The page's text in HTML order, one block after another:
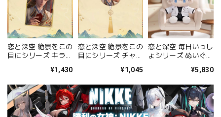
恋と深空 絶景をこの
目にシリーズ キラキ
¥1,430
恋と深空 絶景をこの
目にシリーズ チャー
¥1,045
恋と深空 毎日いっし
ょシリーズ ぬいぐる
¥5,830